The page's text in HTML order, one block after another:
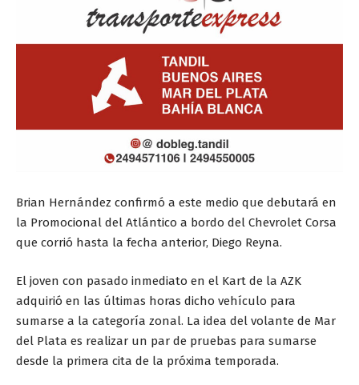
Brian Hernández confirmó a este medio que debutará en
la Promocional del Atlántico a bordo del Chevrolet Corsa
que corrió hasta la fecha anterior, Diego Reyna.
El joven con pasado inmediato en el Kart de la AZK
adquirió en las últimas horas dicho vehículo para
sumarse a la categoría zonal. La idea del volante de Mar
del Plata es realizar un par de pruebas para sumarse
desde la primera cita de la próxima temporada.